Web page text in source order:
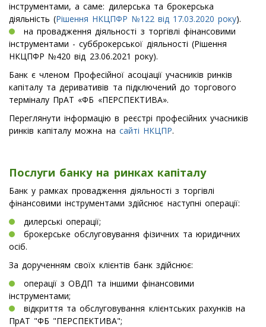
інструментами, а саме: дилерська та брокерська
діяльність (Рішення НКЦПФР №122 від 17.03.2020 року).
на провадження діяльності з торгівлі фінансовими
інструментами - субброкерської діяльності (Рішення
НКЦПФР №420 від 23.06.2021 року).
Банк є членом Професійної асоціації учасників ринків
капіталу та деривативів та підключений до торгового
терміналу ПрАТ «ФБ «ПЕРСПЕКТИВА».
Переглянути інформацію в реєстрі професійних учасників
ринків капіталу можна на сайті НКЦПР.
Послуги банку на ринках капіталу
Банк у рамках провадження діяльності з торгівлі
фінансовими інструментами здійснює наступні операції:
дилерські операції;
брокерське обслуговування фізичних та юридичних
осіб.
За дорученням своїх клієнтів банк здійснює:
операції з ОВДП та іншими фінансовими
інструментами;
відкриття та обслуговування клієнтських рахунків на
ПрАТ "ФБ "ПЕРСПЕКТИВА";